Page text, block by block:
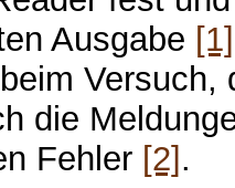
Ausgabe [1]
beim
die
Fehler [2] .